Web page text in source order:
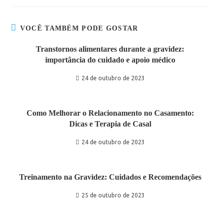
VOCÊ TAMBÉM PODE GOSTAR
Transtornos alimentares durante a gravidez:
importância do cuidado e apoio médico
24 de outubro de 2023
Como Melhorar o Relacionamento no Casamento:
Dicas e Terapia de Casal
24 de outubro de 2023
Treinamento na Gravidez: Cuidados e Recomendações
25 de outubro de 2023